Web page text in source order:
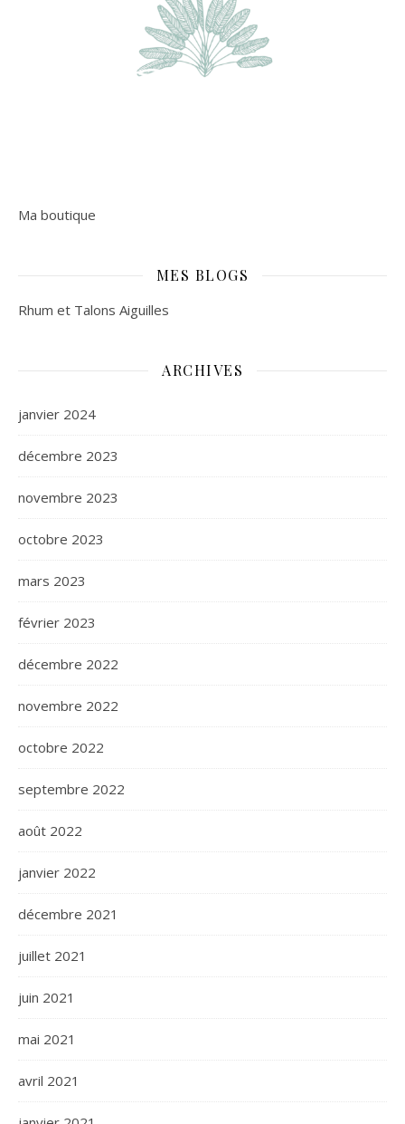
Ma boutique
MES BLOGS
Rhum et Talons Aiguilles
ARCHIVES
janvier 2024
décembre 2023
novembre 2023
octobre 2023
mars 2023
février 2023
décembre 2022
novembre 2022
octobre 2022
septembre 2022
août 2022
janvier 2022
décembre 2021
juillet 2021
juin 2021
mai 2021
avril 2021